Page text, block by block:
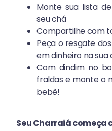
Monte sua lista
seu chá
Compartilhe com
Peça o resgate
em dinheiro na
Com dindim no
fraldas e monte o
bebê!
Seu Charraiá começa